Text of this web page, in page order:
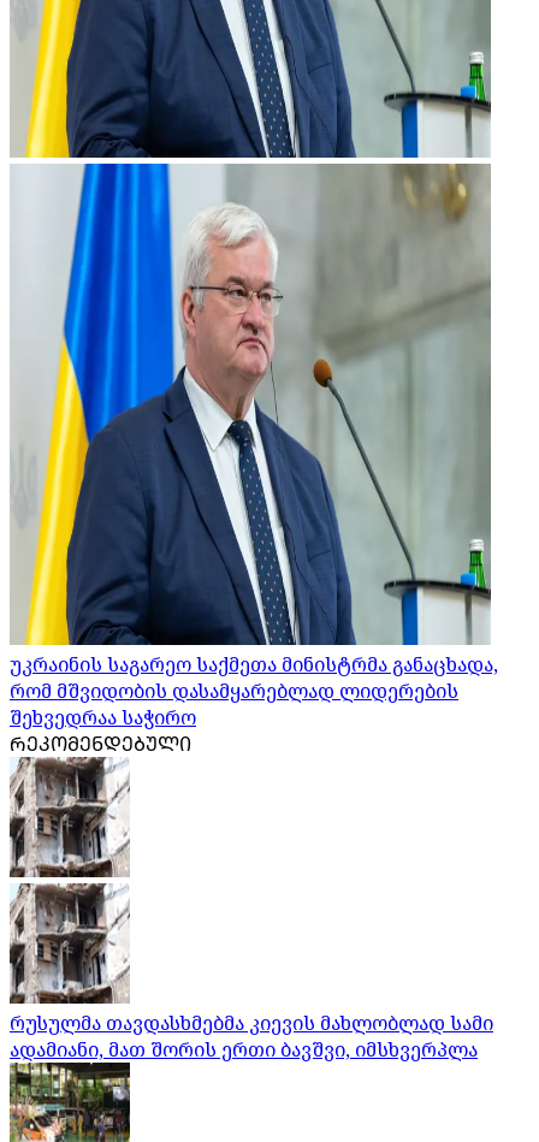
უკრაინის საგარეო საქმეთა მინისტრმა განაცხადა,
რომ მშვიდობის დასამყარებლად ლიდერების
შეხვედრაა საჭირო
ᲠᲔᲙᲝᲛᲔᲜᲓᲔᲑᲣᲚᲘ
რუსულმა თავდასხმებმა კიევის მახლობლად სამი
ადამიანი, მათ შორის ერთი ბავშვი, იმსხვერპლა